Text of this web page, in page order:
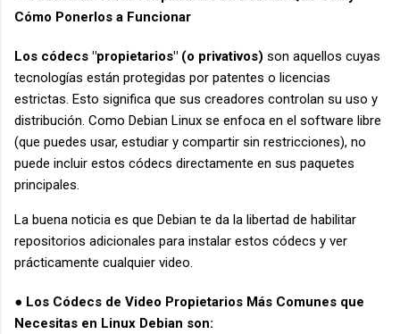
Cómo Ponerlos a Funcionar
Los códecs "propietarios" (o privativos) son aquellos cuyas
tecnologías están protegidas por patentes o licencias
estrictas. Esto significa que sus creadores controlan su uso y
distribución. Como Debian Linux se enfoca en el software libre
(que puedes usar, estudiar y compartir sin restricciones), no
puede incluir estos códecs directamente en sus paquetes
principales.
La buena noticia es que Debian te da la libertad de habilitar
repositorios adicionales para instalar estos códecs y ver
prácticamente cualquier video.
● Los Códecs de Video Propietarios Más Comunes que
Necesitas en Linux Debian son: